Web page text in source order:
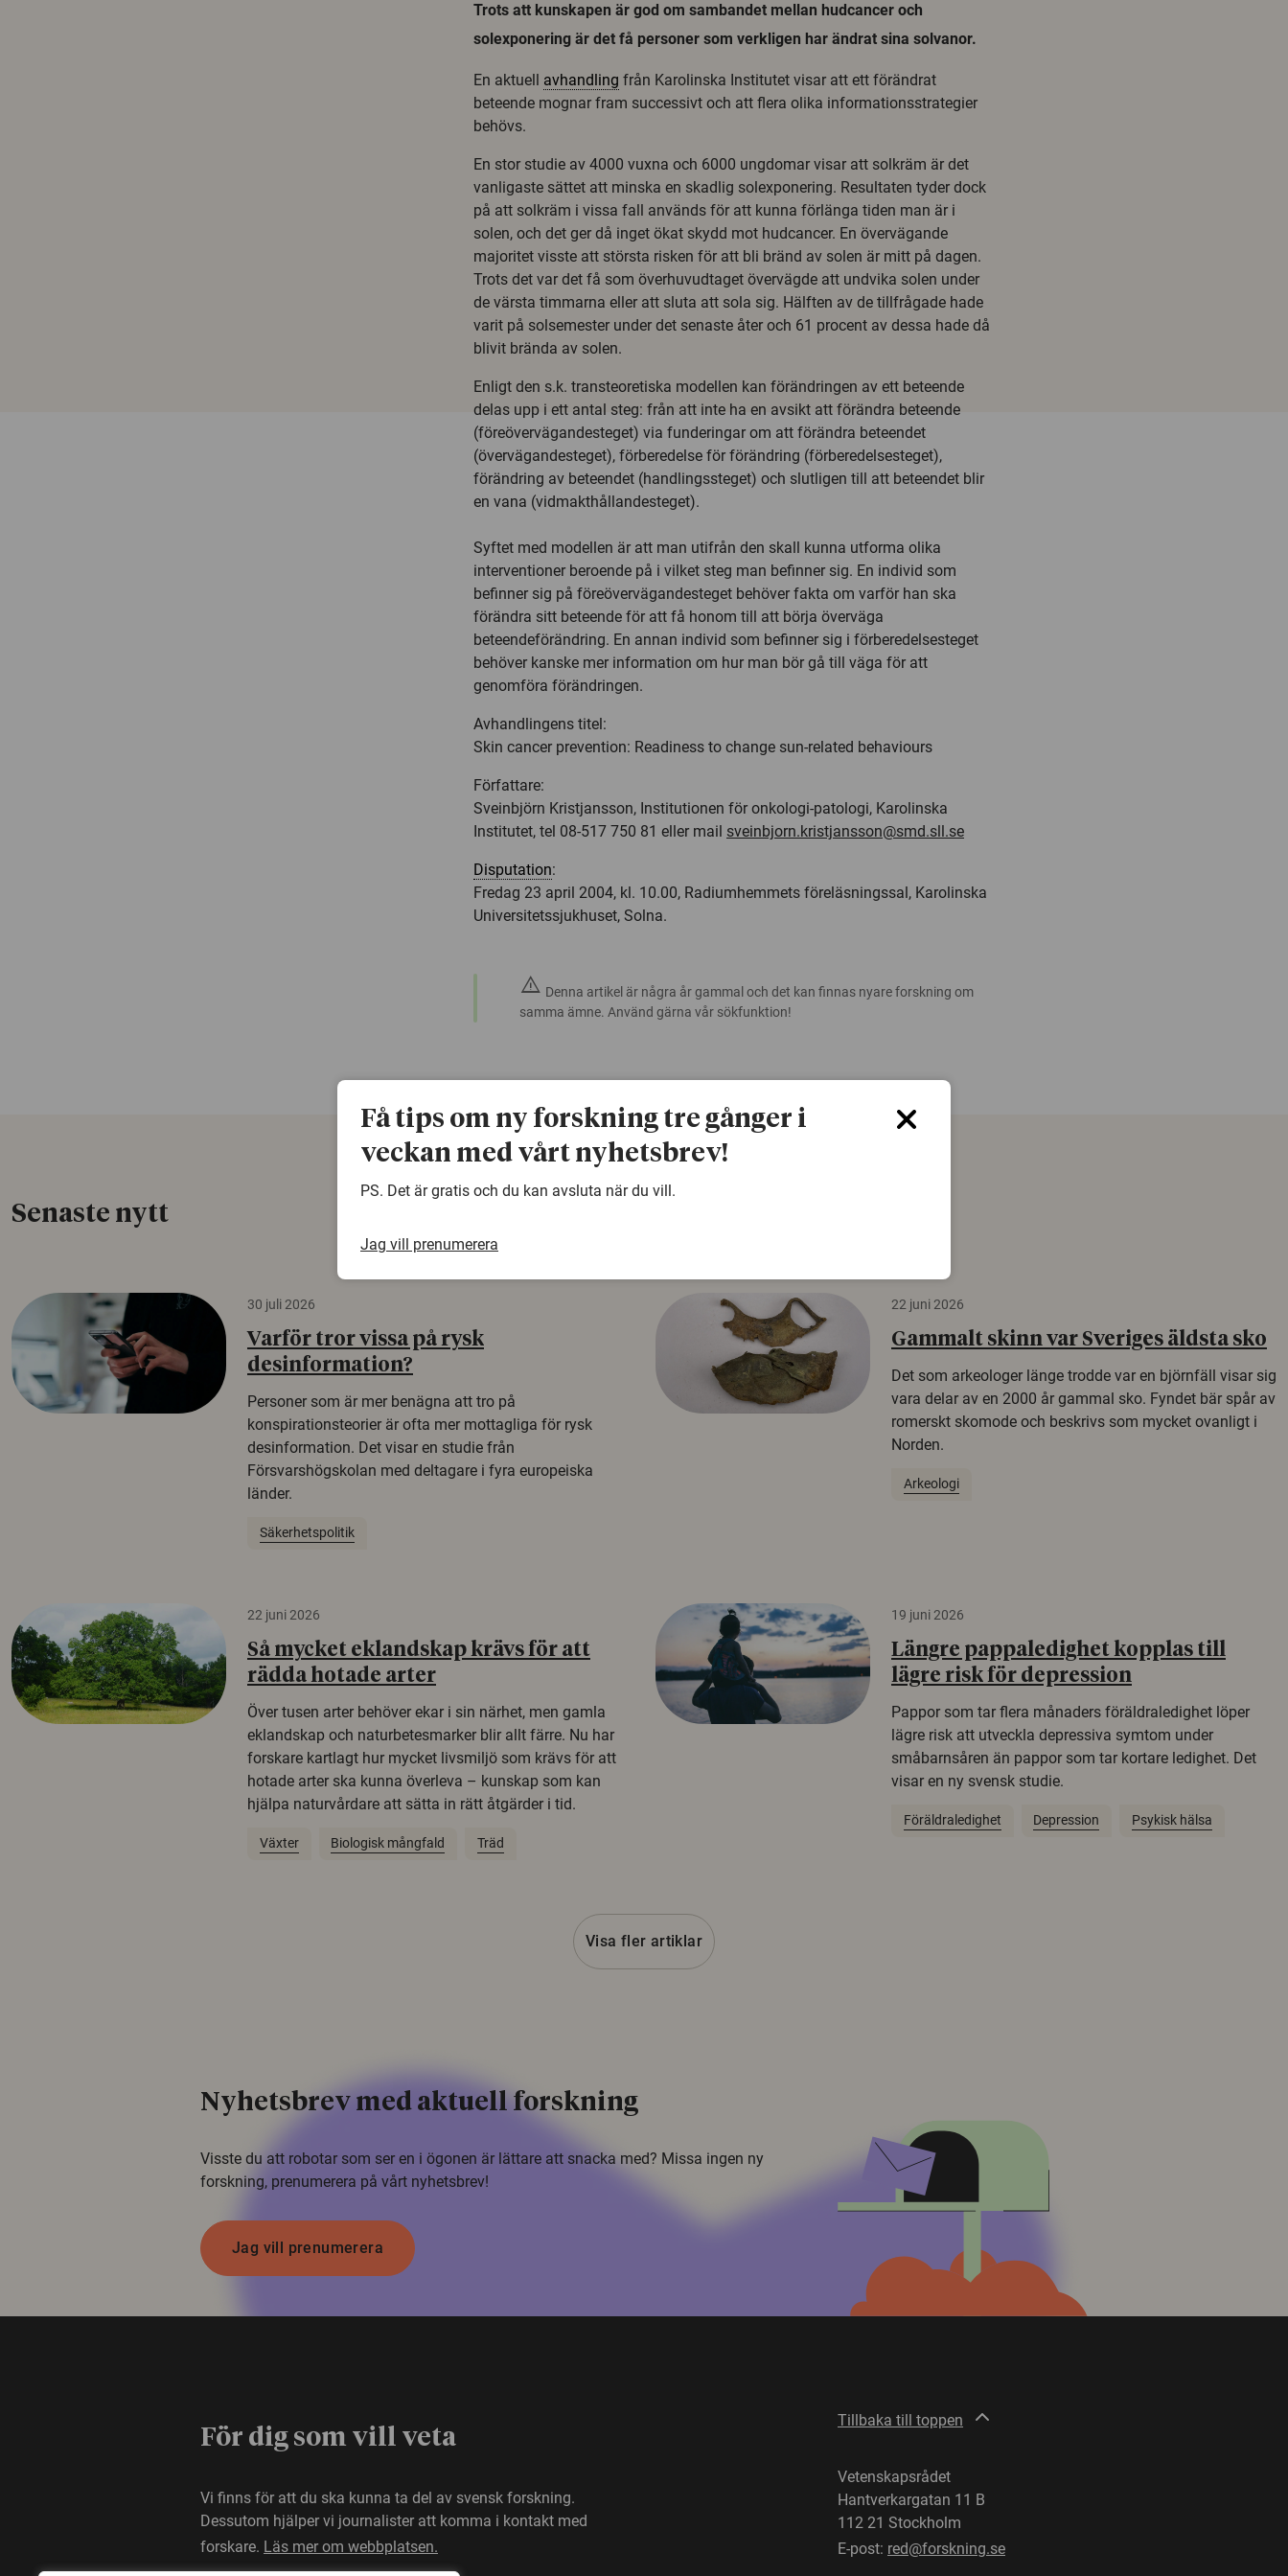
Trots att kunskapen är god om sambandet mellan hudcancer och
solexponering är det få personer som verkligen har ändrat sina solvanor.
En aktuell avhandling från Karolinska Institutet visar att ett förändrat
beteende mognar fram successivt och att flera olika informationsstrategier
behövs.
En stor studie av 4000 vuxna och 6000 ungdomar visar att solkräm är det
vanligaste sättet att minska en skadlig solexponering. Resultaten tyder dock
på att solkräm i vissa fall används för att kunna förlänga tiden man är i
solen, och det ger då inget ökat skydd mot hudcancer. En övervägande
majoritet visste att största risken för att bli bränd av solen är mitt på dagen.
Trots det var det få som överhuvudtaget övervägde att undvika solen under
de värsta timmarna eller att sluta att sola sig. Hälften av de tillfrågade hade
varit på solsemester under det senaste åter och 61 procent av dessa hade då
blivit brända av solen.
Enligt den s.k. transteoretiska modellen kan förändringen av ett beteende
delas upp i ett antal steg: från att inte ha en avsikt att förändra beteende
(föreövervägandesteget) via funderingar om att förändra beteendet
(övervägandesteget), förberedelse för förändring (förberedelsesteget),
förändring av beteendet (handlingssteget) och slutligen till att beteendet blir
en vana (vidmakthållandesteget).
Syftet med modellen är att man utifrån den skall kunna utforma olika
interventioner beroende på i vilket steg man befinner sig. En individ som
befinner sig på föreövervägandesteget behöver fakta om varför han ska
förändra sitt beteende för att få honom till att börja överväga
beteendeförändring. En annan individ som befinner sig i förberedelsesteget
behöver kanske mer information om hur man bör gå till väga för att
genomföra förändringen.
Avhandlingens titel:
Skin cancer prevention: Readiness to change sun-related behaviours
Författare:
Sveinbjörn Kristjansson, Institutionen för onkologi-patologi, Karolinska
Institutet, tel 08-517 750 81 eller mail sveinbjorn.kristjansson@smd.sll.se
Disputation:
Fredag 23 april 2004, kl. 10.00, Radiumhemmets föreläsningssal, Karolinska
Universitetssjukhuset, Solna.
warning Denna artikel är några år gammal och det kan finnas nyare forskning om
samma ämne. Använd gärna vår sökfunktion!
Senaste nytt
30 juli 2026
Varför tror vissa på rysk
desinformation?
Personer som är mer benägna att tro på
konspirationsteorier är ofta mer mottagliga för rysk
desinformation. Det visar en studie från
Försvarshögskolan med deltagare i fyra europeiska
länder.
Säkerhetspolitik
22 juni 2026
Gammalt skinn var Sveriges äldsta sko
Det som arkeologer länge trodde var en björnfäll visar sig
vara delar av en 2000 år gammal sko. Fyndet bär spår av
romerskt skomode och beskrivs som mycket ovanligt i
Norden.
Arkeologi
22 juni 2026
Så mycket eklandskap krävs för att
rädda hotade arter
Över tusen arter behöver ekar i sin närhet, men gamla
eklandskap och naturbetesmarker blir allt färre. Nu har
forskare kartlagt hur mycket livsmiljö som krävs för att
hotade arter ska kunna överleva – kunskap som kan
hjälpa naturvårdare att sätta in rätt åtgärder i tid.
Växter Biologisk mångfald Träd
19 juni 2026
Längre pappaledighet kopplas till
lägre risk för depression
Pappor som tar flera månaders föräldraledighet löper
lägre risk att utveckla depressiva symtom under
småbarnsåren än pappor som tar kortare ledighet. Det
visar en ny svensk studie.
Föräldraledighet Depression Psykisk hälsa
Visa fler artiklar
Nyhetsbrev med aktuell forskning
Visste du att robotar som ser en i ögonen är lättare att snacka med? Missa ingen ny
forskning, prenumerera på vårt nyhetsbrev!
Jag vill prenumerera
För dig som vill veta
Vi finns för att du ska kunna ta del av svensk forskning.
Dessutom hjälper vi journalister att komma i kontakt med
forskare. Läs mer om webbplatsen.
Tillbaka till toppen
Vetenskapsrådet
Hantverkargatan 11 B
112 21 Stockholm
E-post: red@forskning.se
Få tips om ny forskning tre gånger i
veckan med vårt nyhetsbrev!
PS. Det är gratis och du kan avsluta när du vill.
Jag vill prenumerera